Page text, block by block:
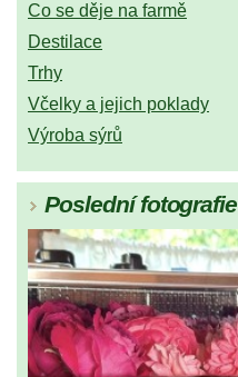
Co se děje na farmě
Destilace
Trhy
Včelky a jejich poklady
Výroba sýrů
Poslední fotografie